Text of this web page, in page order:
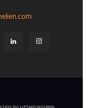
DU LIPTAKO GOURMA